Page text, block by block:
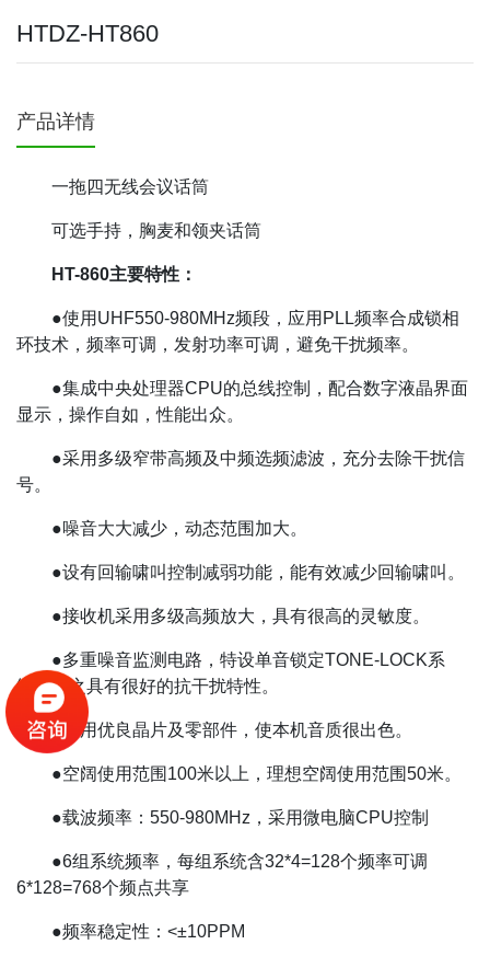
HTDZ-HT860
产品详情
一拖四无线会议话筒
可选手持，胸麦和领夹话筒
HT-860主要特性：
●使用UHF550-980MHz频段，应用PLL频率合成锁相
环技术，频率可调，发射功率可调，避免干扰频率。
●集成中央处理器CPU的总线控制，配合数字液晶界面
显示，操作自如，性能出众。
●采用多级窄带高频及中频选频滤波，充分去除干扰信
号。
●噪音大大减少，动态范围加大。
●设有回输啸叫控制减弱功能，能有效减少回输啸叫。
●接收机采用多级高频放大，具有很高的灵敏度。
●多重噪音监测电路，特设单音锁定TONE-LOCK系
统，使之具有很好的抗干扰特性。
●选用优良晶片及零部件，使本机音质很出色。
●空阔使用范围100米以上，理想空阔使用范围50米。
●载波频率：550-980MHz，采用微电脑CPU控制
●6组系统频率，每组系统含32*4=128个频率可调
6*128=768个频点共享
●频率稳定性：<±10PPM